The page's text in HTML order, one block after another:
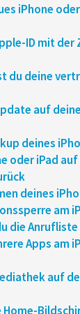
iPhone
ID mit der
du deine
auf
deines
oder iPad auf
deines
am
die
Apps am
auf